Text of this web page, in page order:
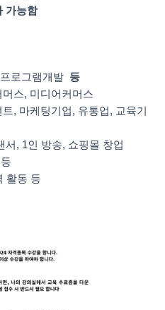
가능함
로그램개발 등
머스, 미디어커머스
, 마케팅기업, 유통업, 교육기
서, 1인 방송, 쇼핑몰 창업
활동 등